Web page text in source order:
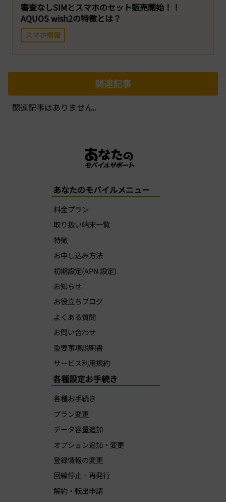
審査なしSIMとスマホのセット販売開始！！
AQUOS wish2の特徴とは？
スマホ情報
関連記事
関連記事はありません。
あなたのモバイルメニュー
料金プラン
取り扱い端末一覧
特徴
お申し込み方法
初期設定(APN 設定)
お知らせ
お役立ちブログ
よくある質問
お問い合わせ
重要事項説明書
サービス利用規約
各種設定お手続き
各種お手続き
プラン変更
データ容量追加
オプション追加・変更
登録情報の変更
回線停止・再発行
解約・転出申請